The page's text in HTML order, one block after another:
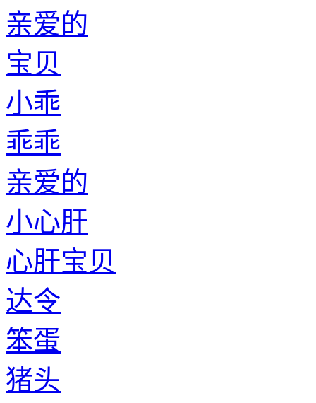
亲爱的
宝贝
小乖
乖乖
亲爱的
小心肝
心肝宝贝
达令
笨蛋
猪头